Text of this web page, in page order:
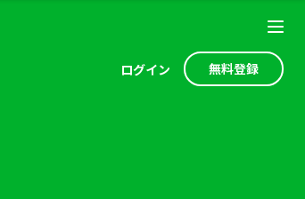
ログイン 無料登録